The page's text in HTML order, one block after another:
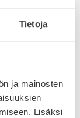
Tietoja
ja mainosten
Lisäksi